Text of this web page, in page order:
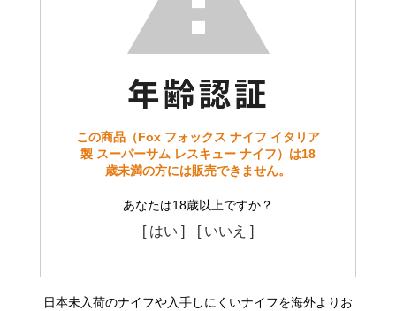
この商品（Fox フォックス ナイフ イタリア
製 スーパーサム レスキュー ナイフ）は18
歳未満の方には販売できません。
あなたは18歳以上ですか？
[ はい ] [ いいえ ]
日本未入荷のナイフや入手しにくいナイフを海外よりお